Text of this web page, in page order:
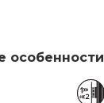
особенности